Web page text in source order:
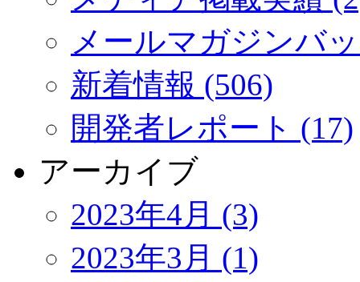
メールマガジンバ
新着情報 (506)
開発者レポート (17)
アーカイブ
2023年4月 (3)
2023年3月 (1)